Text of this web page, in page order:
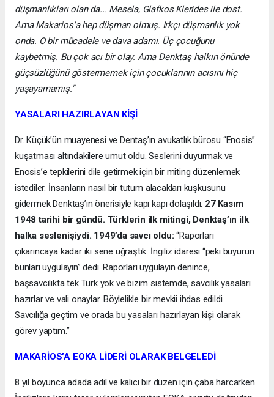
düşmanlıkları olan da... Mesela, Glafkos Klerides ile dost.
Ama Makarios'a hep düşman olmuş. Irkçı düşmanlık yok
onda. O bir mücadele ve dava adamı. Üç çocuğunu
kaybetmiş. Bu çok acı bir olay. Ama Denktaş halkın önünde
güçsüzlüğünü göstermemek için çocuklarının acısını hiç
yaşayamamış."
YASALARI HAZIRLAYAN KİŞİ
Dr. Küçük’ün muayenesi ve Dentaş’ın avukatlık bürosu “Enosis”
kuşatması altındakilere umut oldu. Seslerini duyurmak ve
Enosis’e tepkilerini dile getirmek için bir miting düzenlemek
istediler. İnsanların nasıl bir tutum alacakları kuşkusunu
gidermek Denktaş’ın önerisiyle kapı kapı dolaşıldı. 27 Kasım
1948 tarihi bir gündü. Türklerin ilk mitingi, Denktaş’ın ilk
halka seslenişiydi. 1949’da savcı oldu:“Raporları
çıkarıncaya kadar iki sene uğraştık. İngiliz idaresi “peki buyurun
bunları uygulayın” dedi. Raporları uygulayın denince,
başsavcılıkta tek Türk yok ve bizim sistemde, savcılık yasaları
hazırlar ve vali onaylar. Böylelikle bir mevkii ihdas edildi.
Savcılığa geçtim ve orada bu yasaları hazırlayan kişi olarak
görev yaptım.”
MAKARİOS’A EOKA LİDERİ OLARAK BELGELEDİ
8 yıl boyunca adada adil ve kalıcı bir düzen için çaba harcarken